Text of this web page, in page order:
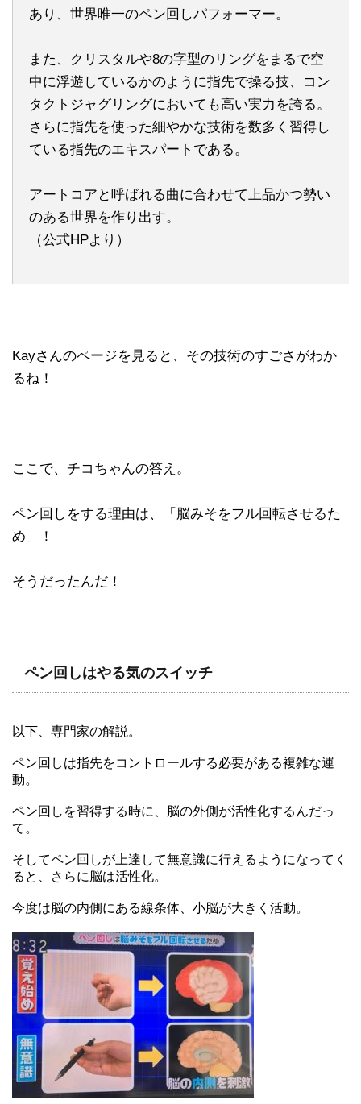
あり、世界唯一のペン回しパフォーマー。
また、クリスタルや8の字型のリングをまるで空
中に浮遊しているかのように指先で操る技、コン
タクトジャグリングにおいても高い実力を誇る。
さらに指先を使った細やかな技術を数多く習得し
ている指先のエキスパートである。
アートコアと呼ばれる曲に合わせて上品かつ勢い
のある世界を作り出す。
（公式HPより）
Kayさんのページを見ると、その技術のすごさがわか
るね！
ここで、チコちゃんの答え。
ペン回しをする理由は、「脳みそをフル回転させるた
め」！
そうだったんだ！
ペン回しはやる気のスイッチ
以下、専門家の解説。
ペン回しは指先をコントロールする必要がある複雑な運
動。
ペン回しを習得する時に、脳の外側が活性化するんだっ
て。
そしてペン回しが上達して無意識に行えるようになってく
ると、さらに脳は活性化。
今度は脳の内側にある線条体、小脳が大きく活動。